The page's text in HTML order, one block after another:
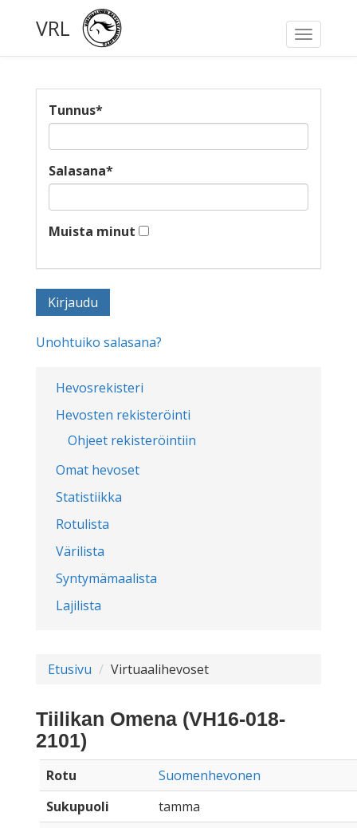
Toggle
VRL
Hevosrekisteri
Hevosten rekisteröinti
Ohjeet rekisteröintiin
Omat hevoset
Statistiikka
Rotulista
Värilista
Syntymämaalista
Lajilista
Tunnus*
Salasana*
Muista minut
Unohtuiko salasana?
Etusivu Virtuaalihevoset
Tiilikan Omena (VH16-018-
2101)
Rotu
Suomenhevonen
Sukupuoli
tamma